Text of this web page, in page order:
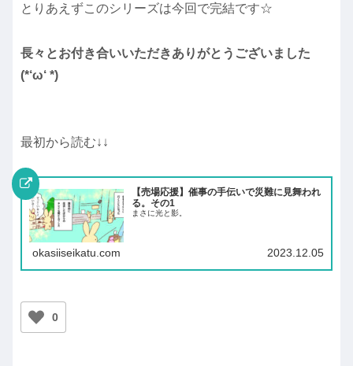
とりあえずこのシリーズは今回で完結です☆
長々とお付き合いいただきありがとうございました
(*‘ω‘ *)
最初から読む↓↓
【売場応援】催事の手伝いで災難に見舞われ
る。その1
まさに光と影。
okasiiseikatu.com 2023.12.05
0